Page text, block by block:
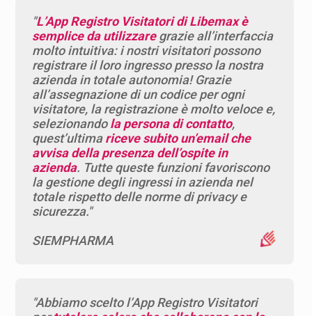
"L’App Registro Visitatori di Libemax è
semplice da utilizzaregrazie all’interfaccia
molto intuitiva: i nostri visitatori possono
registrare il loro ingresso presso la nostra
azienda in totale autonomia! Grazie
all’assegnazione di un codice per ogni
visitatore, la registrazione è molto veloce e,
selezionandola persona di contatto,
quest’ultimariceve subito un’email che
avvisa della presenza dell’ospite in
azienda. Tutte queste funzioni favoriscono
la gestione degli ingressi in azienda nel
totale rispetto delle norme di privacy e
sicurezza."
SIEMPHARMA
"Abbiamo scelto l’App Registro Visitatori